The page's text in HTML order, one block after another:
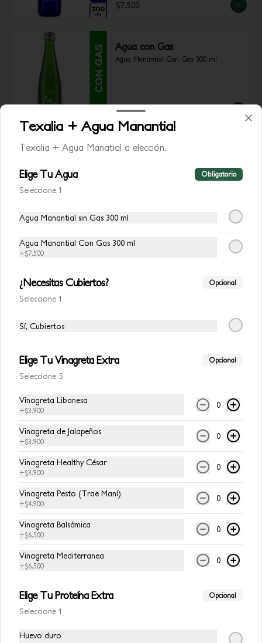
$7.500
Agua con Gas
Agua Manantial Con Gas 300 ml
$7.500
Coca-Cola Original
$8.500
Sprite
Zona de Delivery
Contacto
Texalia + Agua Manantial
Texalia + Agua Manatial a elección.
Elige Tu Agua Obligatorio
Seleccione 1
Agua Manantial sin Gas 300 ml
Agua Manantial Con Gas 300 ml
+$7.500
¿Necesitas Cubiertos? Opcional
Seleccione 1
Sí, Cubiertos
Elige Tu Vinagreta Extra Opcional
Seleccione 5
Vinagreta Libanesa
+$3.900
0
Vinagreta de Jalapeños
+$3.900
0
Vinagreta Healthy César
+$3.900
0
Vinagreta Pesto (Trae Maní)
+$4.900
0
Vinagreta Balsámica
+$6.500
0
Vinagreta Mediterranea
+$6.500
0
Elige Tu Proteína Extra Opcional
Seleccione 1
Huevo duro